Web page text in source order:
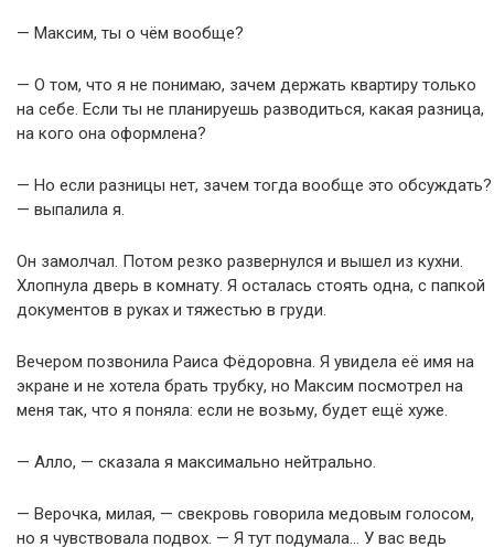
— Максим, ты о чём вообще?
— О том, что я не понимаю, зачем держать квартиру только
на себе. Если ты не планируешь разводиться, какая разница,
на кого она оформлена?
— Но если разницы нет, зачем тогда вообще это обсуждать?
— выпалила я.
Он замолчал. Потом резко развернулся и вышел из кухни.
Хлопнула дверь в комнату. Я осталась стоять одна, с папкой
документов в руках и тяжестью в груди.
Вечером позвонила Раиса Фёдоровна. Я увидела её имя на
экране и не хотела брать трубку, но Максим посмотрел на
меня так, что я поняла: если не возьму, будет ещё хуже.
— Алло, — сказала я максимально нейтрально.
— Верочка, милая, — свекровь говорила медовым голосом,
но я чувствовала подвох. — Я тут подумала… У вас ведь